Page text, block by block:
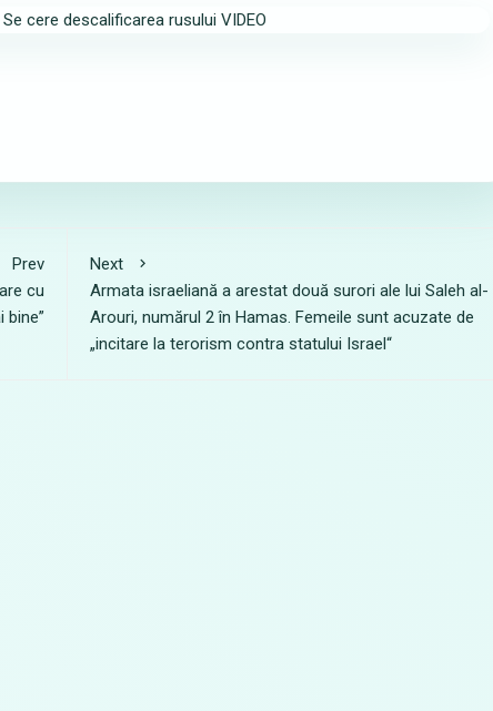
Prev
cu
bine”
Next
Armata israeliană a arestat două surori ale lui Saleh al-
Arouri, numărul 2 în Hamas. Femeile sunt acuzate de
„incitare la terorism contra statului Israel“